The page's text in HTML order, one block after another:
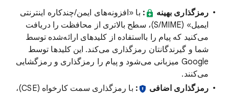
رمزگذاری بهینه
: با «افزونه‌های ایمن/چندکاره اینترنتی
ایمیل» (S/MIME)، سطح بالاتری از محافظت را دریافت
می‌کنید که پیام را بااستفاده از کلیدهای ارائه‌شده توسط
شما و گیرندگانتان رمزگذاری می‌کند. این کلیدها توسط
Google میزبانی می‌شود و پیام را رمزگذاری و رمزگشایی
می‌کنند.
رمزگذاری اضافی
:
با رمزگذاری سمت کارخواه (CSE)،